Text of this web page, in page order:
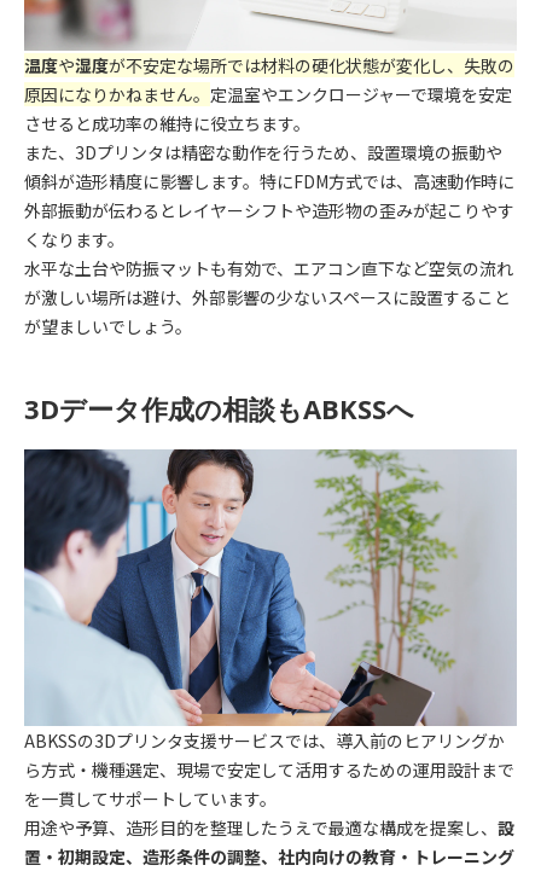
温度や湿度が不安定な場所では材料の硬化状態が変化し、失敗の
原因になりかねません。 定温室やエンクロージャーで環境を安定
させると成功率の維持に役立ちます。
また、3Dプリンタは精密な動作を行うため、設置環境の振動や
傾斜が造形精度に影響します。特にFDM方式では、高速動作時に
外部振動が伝わるとレイヤーシフトや造形物の歪みが起こりやす
くなります。
水平な土台や防振マットも有効で、エアコン直下など空気の流れ
が激しい場所は避け、外部影響の少ないスペースに設置すること
が望ましいでしょう。
3Dデータ作成の相談もABKSSへ
ABKSSの3Dプリンタ支援サービスでは、導入前のヒアリングか
ら方式・機種選定、現場で安定して活用するための運用設計まで
を一貫してサポートしています。
用途や予算、造形目的を整理したうえで最適な構成を提案し、 設
置・初期設定、造形条件の調整、社内向けの教育・トレーニング